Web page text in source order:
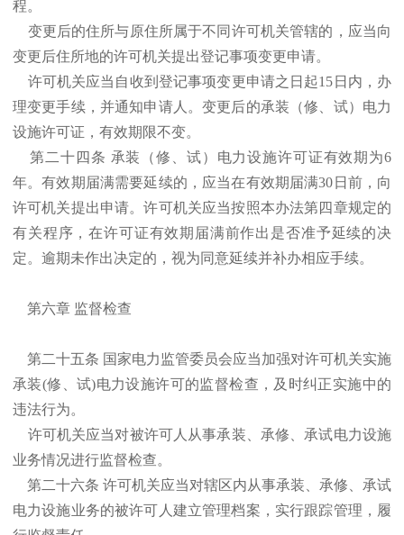
程。
变更后的住所与原住所属于不同许可机关管辖的，应当向
变更后住所地的许可机关提出登记事项变更申请。
许可机关应当自收到登记事项变更申请之日起15日内，办
理变更手续，并通知申请人。变更后的承装（修、试）电力
设施许可证，有效期限不变。
第二十四条 承装（修、试）电力设施许可证有效期为6
年。有效期届满需要延续的，应当在有效期届满30日前，向
许可机关提出申请。许可机关应当按照本办法第四章规定的
有关程序，在许可证有效期届满前作出是否准予延续的决
定。逾期未作出决定的，视为同意延续并补办相应手续。
第六章 监督检查
第二十五条 国家电力监管委员会应当加强对许可机关实施
承装(修、试)电力设施许可的监督检查，及时纠正实施中的
违法行为。
许可机关应当对被许可人从事承装、承修、承试电力设施
业务情况进行监督检查。
第二十六条 许可机关应当对辖区内从事承装、承修、承试
电力设施业务的被许可人建立管理档案，实行跟踪管理，履